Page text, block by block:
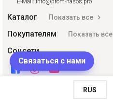
RUS
E-Mail: info@prom-nasos.pro
Каталог Показать все
Покупателям Показать все
Соцсети
Связаться с нами